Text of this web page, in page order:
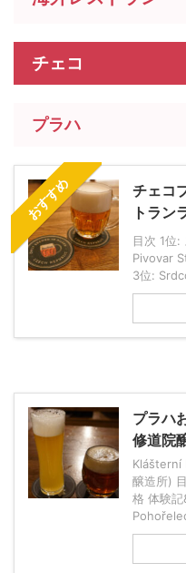
チェコ
プラハ
おすすめ
チェコ
トラン
目次 1位
Pivovar
3位:
プラハ
修道院
Klášterní
醸造所)
格 体験記